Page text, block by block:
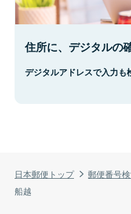
日本郵便トップ 郵便番号
船越
住所に、デジタルの
デジタルアドレスで入力も